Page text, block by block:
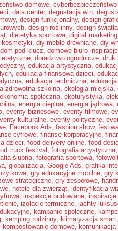
domowe,
, data center, degustacja win,
, design funkcjonalny, design
, design roślinny, design światła
, dietetyka sportowa, digital marketing
kosmetyki, diy meble drewniane, diy
dom pod klucz, domowe biuro inspiracje
, doradztwo ogrodnicze, druk
, edukacja artystyczna,
, edukacja finansowa dzieci,
, edukacja techniczna,
zdrowotna szkolna, ekologia miejska,
ekonomia społeczna, ekoturystyka,
, energia cieplna, energia jądrowa,
, eventy biznesowe, eventy filmowe,
kulturalne, eventy polityczne,
, Facebook Ads, fashion show,
cyfrowe, finanse korporacyjne,
dzieci, food delivery online, food
truck festival , fotografia artystyczna
ślubna, fotografia sportowa,
, globalizacja, Google Ads, grafika
, gry edukacyjne mobilne, gry
strategiczne, gry zespołowe,
, hotele dla zwierząt, identyfikacja
, inspekcje budowlane,
, izolacje termiczne, jachty
, kampanie społeczne,
, kemping rodzinny, klimatyzacja smart
kompostowanie domowe, komunikacja